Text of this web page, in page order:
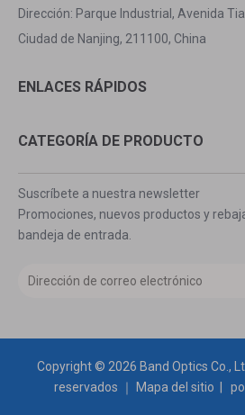
Dirección: Parque Industrial, Avenida
Ciudad de Nanjing, 211100, China
ENLACES RÁPIDOS
CATEGORÍA DE PRODUCTO
Suscríbete a nuestra newsletter
Promociones, nuevos productos y
bandeja de entrada.
Copyright © 2026 Band Optics Co.,
reservados ｜
Mapa del sitio